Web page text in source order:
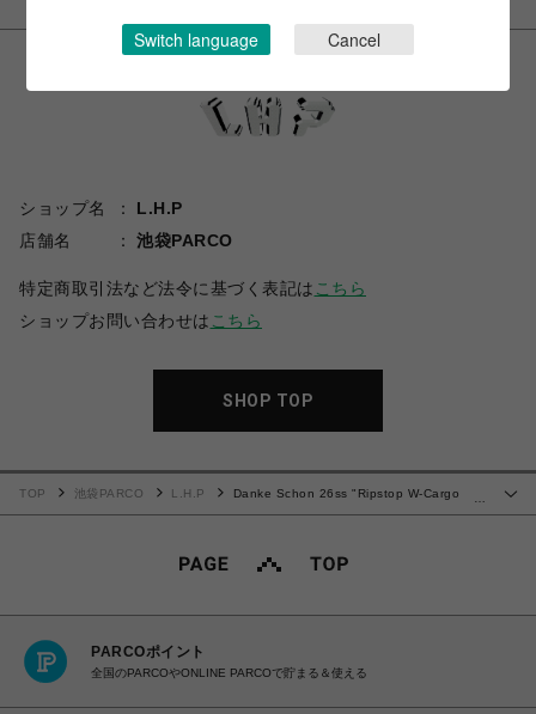
ショップ名
L.H.P
店舗名
池袋PARCO
特定商取引法など法令に基づく表記は こちら
ショップお問い合わせは こちら
SHOP TOP
…
TOP 池袋PARCO L.H.P
Danke Schon 26ss "Ripstop W-Cargo
PARCOポイント
全国のPARCOやONLINE PARCOで貯まる＆使える
Switch language Cancel